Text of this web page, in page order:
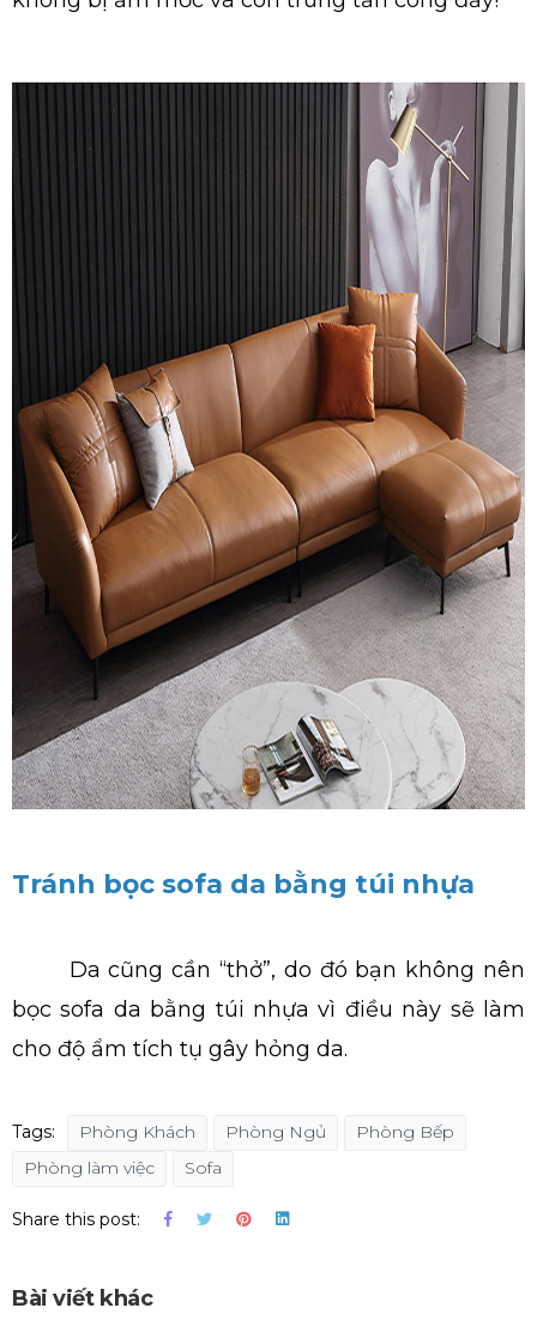
Tránh bọc sofa da bằng túi nhựa
Da cũng cần “thở”, do đó bạn không nên
bọc sofa da bằng túi nhựa vì điều này sẽ làm
cho độ ẩm tích tụ gây hỏng da.
Tags: Phòng Khách Phòng Ngủ
Phòng Bếp
Phòng làm việc
Sofa
Share this post:
Bài viết khác